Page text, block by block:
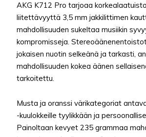
AKG K712 Pro tarjoaa
liitettävyyttä 3,5 mm jakkilittimen
mahdollisuuden sukeltaa musiikin
kompromisseja.
jokaisen nuotin selkeänä ja tarkasti,
mahdollisuuden kokea äänen
tarkoitettu.
Musta ja oranssi värikategoriat
-kuulokkeille tyylikkään ja
Painoltaan kevyet 235 grammaa